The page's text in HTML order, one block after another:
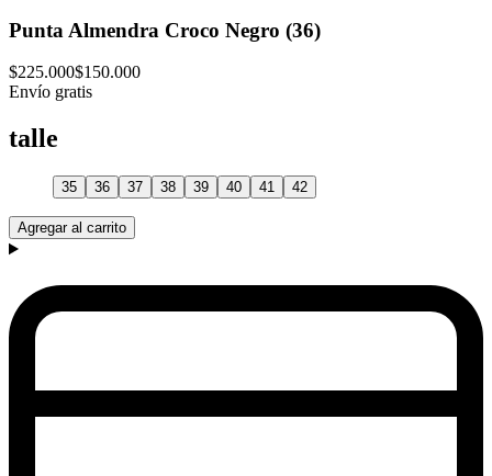
Punta Almendra Croco Negro (36)
$225.000$150.000
Envío gratis
talle
35 36 37 38 39 40 41 42
Agregar al carrito